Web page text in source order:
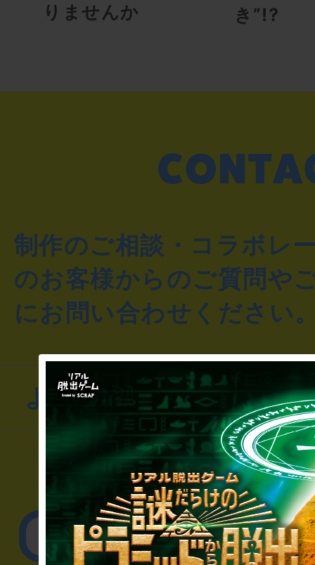
りませんか
き”!?
制作のご相談・コラボレ
のお客様からのご質問や
にお問い合わせください
よくあるお問い合わせ
▼一般のお客様
公演内容、チケット